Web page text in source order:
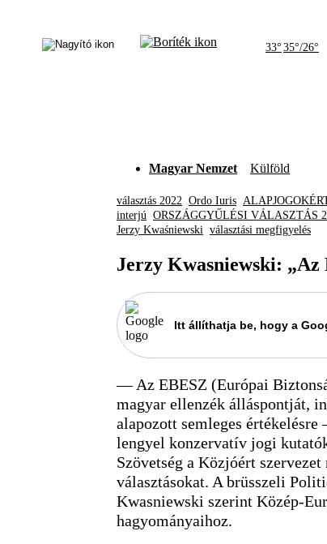
33° 35°/26°
Magyar Nemzet Külföld
választás 2022 Ordo Iuris
interjú ORSZÁGGYŰLÉSI VÁLASZTÁS
Jerzy Kwaśniewski választási megfigyelés
Jerzy Kwasniewski: „Az
Itt állíthatja be, hogy a
— Az EBESZ (Európai
magyar ellenzék álláspontját,
alapozott semleges
lengyel konzervatív jogi
Szövetség a Közjóért
választásokat. A brüsszeli
Kwasniewski szerint Közép-
hagyományaihoz.